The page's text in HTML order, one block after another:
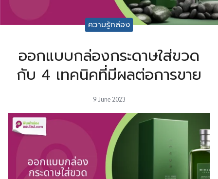
ความรู้กล่อง
ออกแบบกล่องกระดาษใส่ขวด
กับ 4 เทคนิคที่มีผลต่อการขาย
9 June 2023